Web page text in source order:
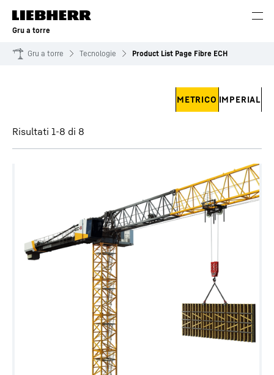
Gru a torre
Gru a torre Tecnologie Product List Page Fibre ECH
METRICO IMPERIAL
Risultati 1-8 di 8